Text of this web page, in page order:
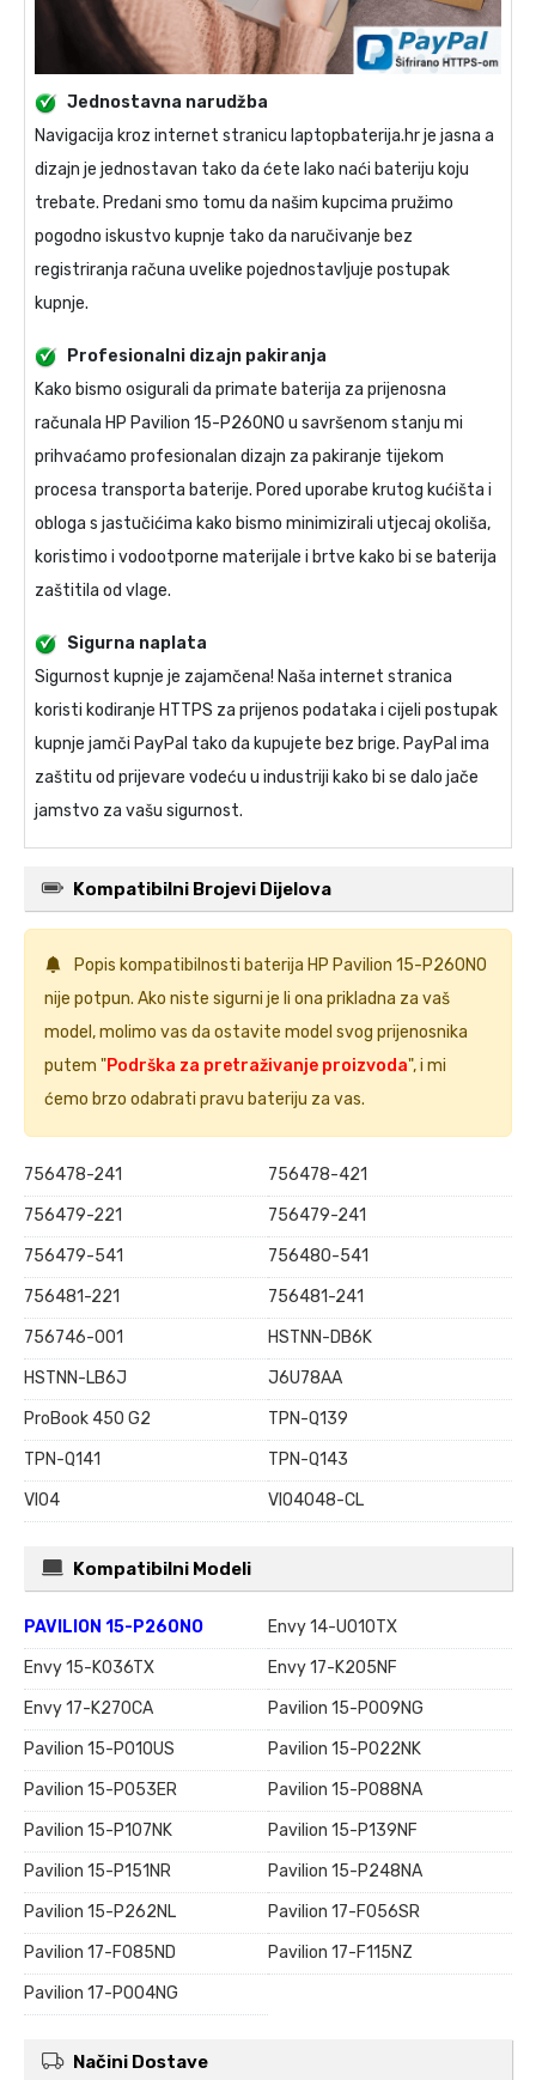
Jednostavna narudžba
Navigacija kroz internet stranicu laptopbaterija.hr je jasna a
dizajn je jednostavan tako da ćete lako naći bateriju koju
trebate. Predani smo tomu da našim kupcima pružimo
pogodno iskustvo kupnje tako da naručivanje bez
registriranja računa uvelike pojednostavljuje postupak
kupnje.
Profesionalni dizajn pakiranja
Kako bismo osigurali da primate baterija za prijenosna
računala HP Pavilion 15-P260NO u savršenom stanju mi
prihvaćamo profesionalan dizajn za pakiranje tijekom
procesa transporta baterije. Pored uporabe krutog kućišta i
obloga s jastučićima kako bismo minimizirali utjecaj okoliša,
koristimo i vodootporne materijale i brtve kako bi se baterija
zaštitila od vlage.
Sigurna naplata
Sigurnost kupnje je zajamčena! Naša internet stranica
koristi kodiranje HTTPS za prijenos podataka i cijeli postupak
kupnje jamči PayPal tako da kupujete bez brige. PayPal ima
zaštitu od prijevare vodeću u industriji kako bi se dalo jače
jamstvo za vašu sigurnost.
Kompatibilni Brojevi Dijelova
Popis kompatibilnosti baterija HP Pavilion 15-P260NO
nije potpun. Ako niste sigurni je li ona prikladna za vaš
model, molimo vas da ostavite model svog prijenosnika
putem "Podrška za pretraživanje proizvoda", i mi
ćemo brzo odabrati pravu bateriju za vas.
756478-241
756478-421
756479-221
756479-241
756479-541
756480-541
756481-221
756481-241
756746-001
HSTNN-DB6K
HSTNN-LB6J
J6U78AA
ProBook 450 G2
TPN-Q139
TPN-Q141
TPN-Q143
VI04
VI04048-CL
Kompatibilni Modeli
PAVILION 15-P260NO
Envy 14-U010TX
Envy 15-K036TX
Envy 17-K205NF
Envy 17-K270CA
Pavilion 15-P009NG
Pavilion 15-P010US
Pavilion 15-P022NK
Pavilion 15-P053ER
Pavilion 15-P088NA
Pavilion 15-P107NK
Pavilion 15-P139NF
Pavilion 15-P151NR
Pavilion 15-P248NA
Pavilion 15-P262NL
Pavilion 17-F056SR
Pavilion 17-F085ND
Pavilion 17-F115NZ
Pavilion 17-P004NG
Načini Dostave